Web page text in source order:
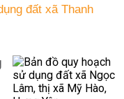
đất xã Thanh